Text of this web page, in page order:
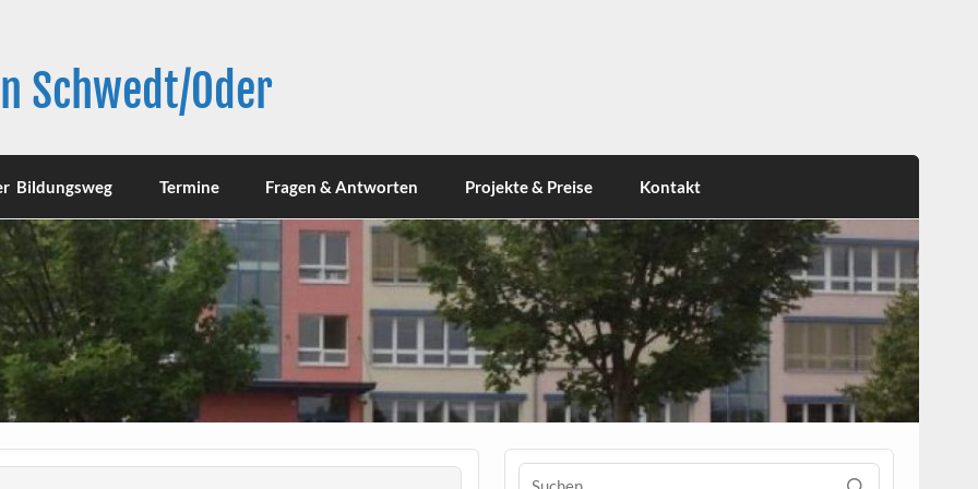
Schwedt/Oder
Bildungsweg Termine Fragen & Antworten Projekte & Preise Kontakt